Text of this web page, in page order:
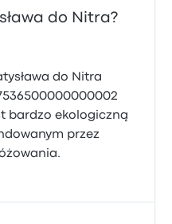
do Nitra?
do Nitra
bardzo ekologiczną
przez